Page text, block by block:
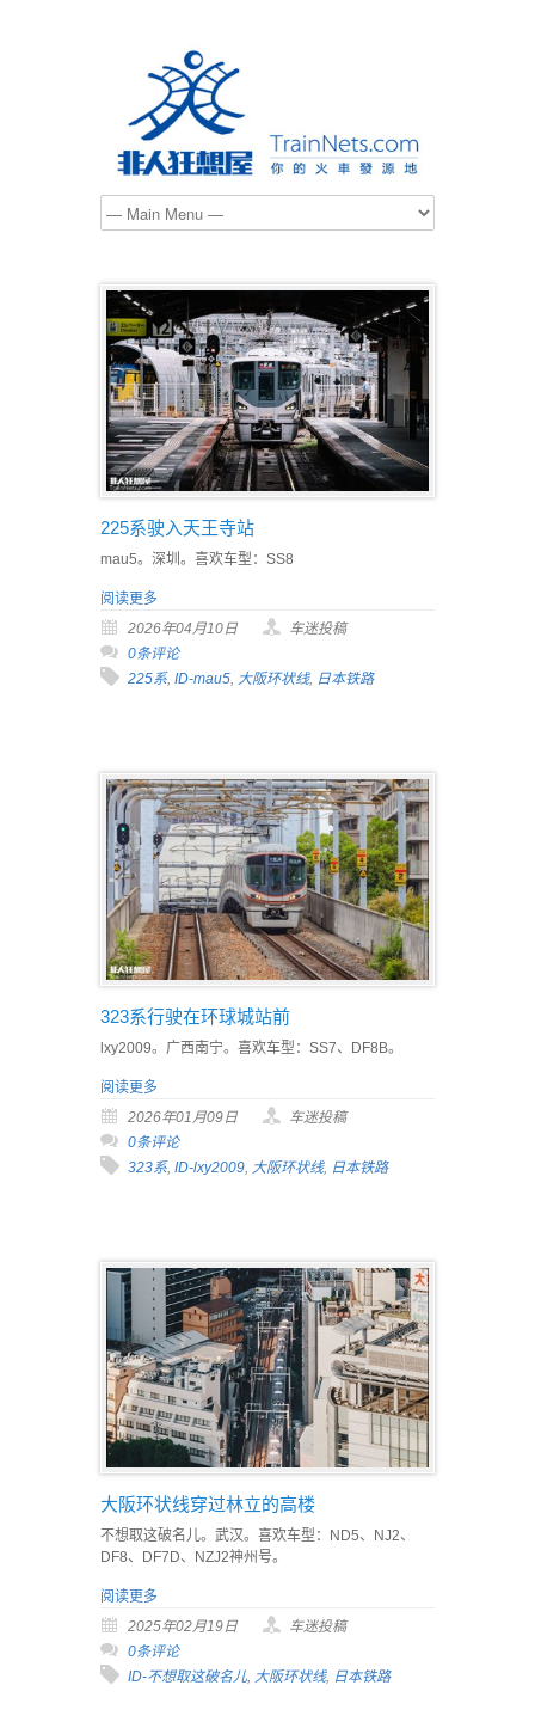
225系驶入天王寺站
mau5。深圳。喜欢车型：SS8
阅读更多
2026年04月10日
车迷投稿
0条评论
225系, ID-mau5, 大阪环状线, 日本铁路
323系行驶在环球城站前
lxy2009。广西南宁。喜欢车型：SS7、DF8B。
阅读更多
2026年01月09日
车迷投稿
0条评论
323系, ID-lxy2009 大阪环状线, 日本铁路
大阪环状线穿过林立的高楼
不想取这破名儿。武汉。喜欢车型：ND5、NJ2、
DF8、DF7D、NZJ2神州号。
阅读更多
2025年02月19日
车迷投稿
0条评论
ID-不想取这破名儿, 大阪环状线, 日本铁路